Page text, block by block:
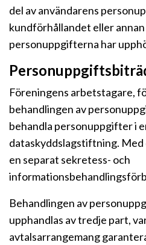
del av användarens
kundförhållandet eller
personuppgifterna har
Föreningens arbetstagare,
behandlingen av
behandla personuppgifter i
dataskyddslagstiftning. Med
en separat sekretess- och
Behandlingen av
upphandlas av tredje part,
avtalsarrangemang